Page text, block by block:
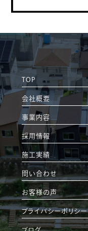
TOP
会社概要
事業内容
採用情報
施工実績
問い合わせ
お客様の声
プライバシーポリシー